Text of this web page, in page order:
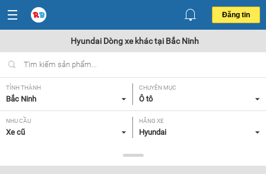
Đăng tin
Hyundai Dòng xe khác tại Bắc Ninh
TỈNH THÀNH
Bắc Ninh
CHUYÊN MỤC
Ô tô
NHU CẦU
Xe cũ
HÃNG XE
Hyundai
Dòng xe khác
NĂM SẢN XUẤT
Tất cả